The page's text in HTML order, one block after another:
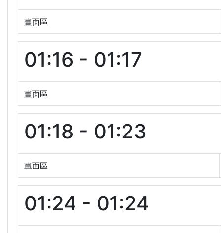
畫面區
01:16 - 01:17
畫面區
01:18 - 01:23
畫面區
01:24 - 01:24